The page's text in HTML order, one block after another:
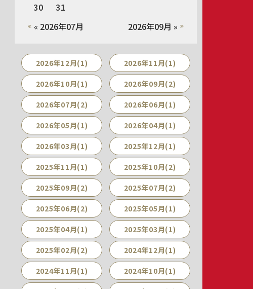
« 2026年07月 2026年09月 »
30
31
2026年12月(1) 2026年11月(1)
2026年10月(1) 2026年09月(2)
2026年07月(2) 2026年06月(1)
2026年05月(1) 2026年04月(1)
2026年03月(1) 2025年12月(1)
2025年11月(1) 2025年10月(2)
2025年09月(2) 2025年07月(2)
2025年06月(2) 2025年05月(1)
2025年04月(1) 2025年03月(1)
2025年02月(2) 2024年12月(1)
2024年11月(1) 2024年10月(1)